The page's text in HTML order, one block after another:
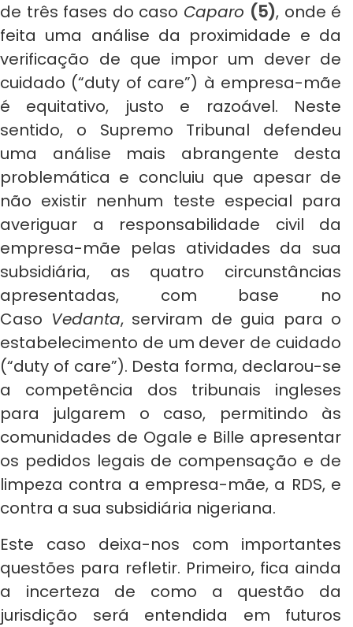
de três fases do caso Caparo (5), onde é
feita uma análise da proximidade e da
verificação de que impor um dever de
cuidado (“duty of care”) à empresa-mãe
é equitativo, justo e razoável. Neste
sentido, o Supremo Tribunal defendeu
uma análise mais abrangente desta
problemática e concluiu que apesar de
não existir nenhum teste especial para
averiguar a responsabilidade civil da
empresa-mãe pelas atividades da sua
subsidiária, as quatro circunstâncias
apresentadas, com base no
Caso Vedanta, serviram de guia para o
estabelecimento de um dever de cuidado
(“duty of care”). Desta forma, declarou-se
a competência dos tribunais ingleses
para julgarem o caso, permitindo às
comunidades de Ogale e Bille apresentar
os pedidos legais de compensação e de
limpeza contra a empresa-mãe, a RDS, e
contra a sua subsidiária nigeriana.
Este caso deixa-nos com importantes
questões para refletir. Primeiro, fica ainda
a incerteza de como a questão da
jurisdição será entendida em futuros